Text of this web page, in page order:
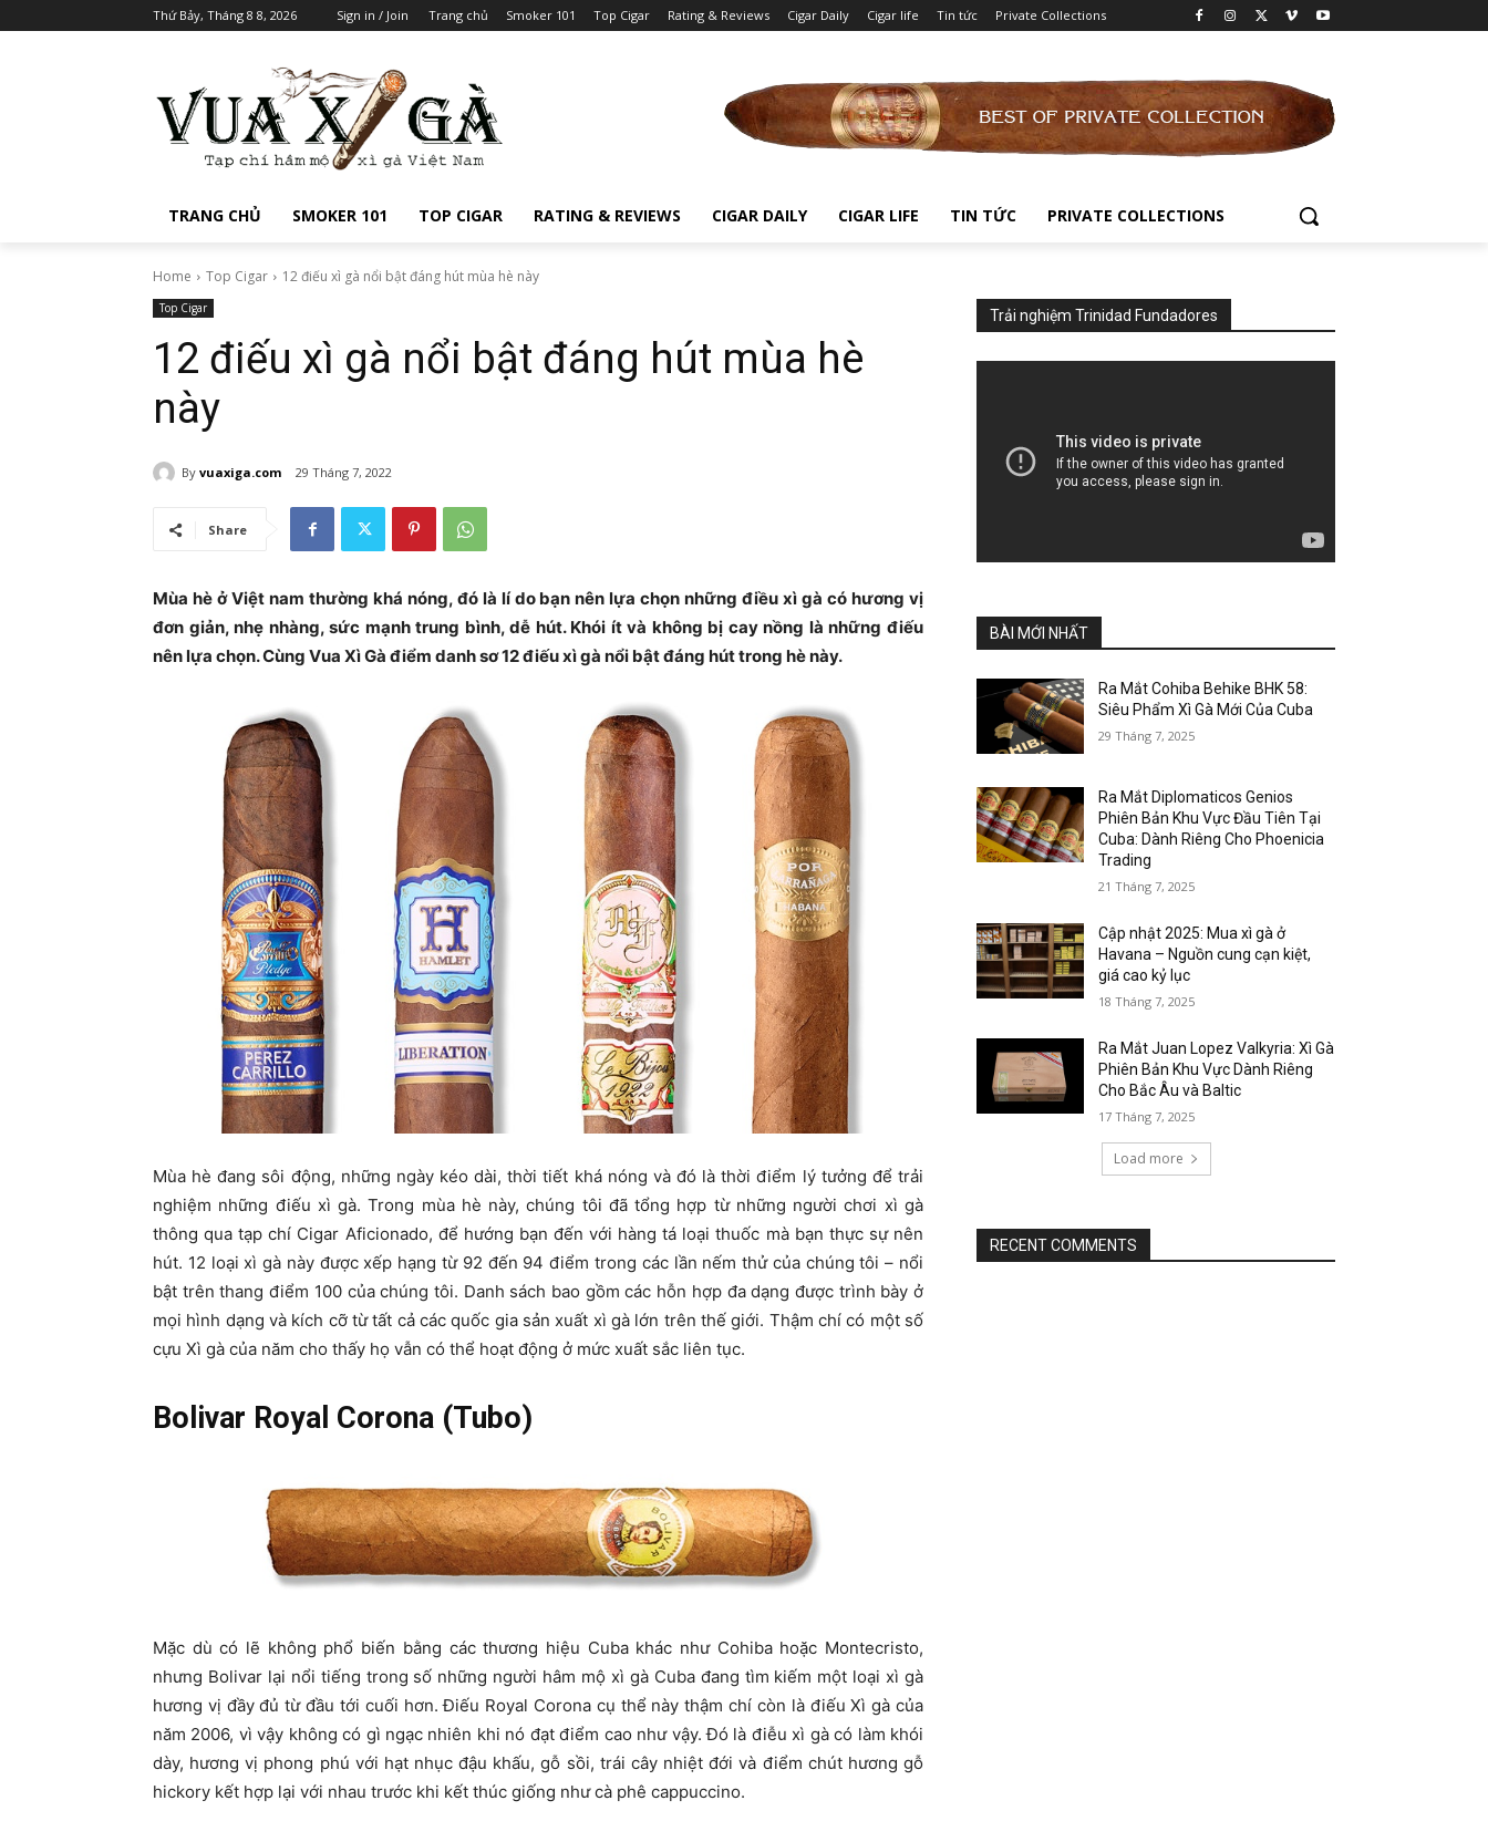
Thứ Bảy, Tháng 8 8, 2026 Sign in / Join Trang chủ Smoker 101 Top Cigar Rating & Reviews Cigar Daily Cigar life Tin tức Private Collections
TRANG CHỦ SMOKER 101 TOP CIGAR RATING & REVIEWS CIGAR DAILY CIGAR LIFE TIN TỨC PRIVATE COLLECTIONS
Home Top Cigar 12 điếu xì gà nổi bật đáng hút mùa hè này
Top Cigar
12 điếu xì gà nổi bật đáng hút mùa hè
này
By vuaxiga.com 29 Tháng 7, 2022
Share
Mùa hè ở Việt nam thường khá nóng, đó là lí do bạn nên lựa chọn những điều xì gà có hương vị
đơn giản, nhẹ nhàng, sức mạnh trung bình, dễ hút. Khói ít và không bị cay nồng là những điếu
nên lựa chọn. Cùng Vua Xì Gà điểm danh sơ 12 điếu xì gà nổi bật đáng hút trong hè này.
Mùa hè đang sôi động, những ngày kéo dài, thời tiết khá nóng và đó là thời điểm lý tưởng để trải
nghiệm những điếu xì gà. Trong mùa hè này, chúng tôi đã tổng hợp từ những người chơi xì gà
thông qua tạp chí Cigar Aficionado, để hướng bạn đến với hàng tá loại thuốc mà bạn thực sự nên
hút. 12 loại xì gà này được xếp hạng từ 92 đến 94 điểm trong các lần nếm thử của chúng tôi – nổi
bật trên thang điểm 100 của chúng tôi. Danh sách bao gồm các hỗn hợp đa dạng được trình bày ở
mọi hình dạng và kích cỡ từ tất cả các quốc gia sản xuất xì gà lớn trên thế giới. Thậm chí có một số
cựu Xì gà của năm cho thấy họ vẫn có thể hoạt động ở mức xuất sắc liên tục.
Bolivar Royal Corona (Tubo)
Mặc dù có lẽ không phổ biến bằng các thương hiệu Cuba khác như Cohiba hoặc Montecristo,
nhưng Bolivar lại nổi tiếng trong số những người hâm mộ xì gà Cuba đang tìm kiếm một loại xì gà
hương vị đầy đủ từ đầu tới cuối hơn. Điếu Royal Corona cụ thể này thậm chí còn là điếu Xì gà của
năm 2006, vì vậy không có gì ngạc nhiên khi nó đạt điểm cao như vậy. Đó là điễu xì gà có làm khói
dày, hương vị phong phú với hạt nhục đậu khấu, gỗ sồi, trái cây nhiệt đới và điểm chút hương gỗ
hickory kết hợp lại với nhau trước khi kết thúc giống như cà phê cappuccino.
Trải nghiệm Trinidad Fundadores
BÀI MỚI NHẤT
Ra Mắt Cohiba Behike BHK 58:
Siêu Phẩm Xì Gà Mới Của Cuba
29 Tháng 7, 2025
Ra Mắt Diplomaticos Genios
Phiên Bản Khu Vực Đầu Tiên Tại
Cuba: Dành Riêng Cho Phoenicia
Trading
21 Tháng 7, 2025
Cập nhật 2025: Mua xì gà ở
Havana – Nguồn cung cạn kiệt,
giá cao kỷ lục
18 Tháng 7, 2025
Ra Mắt Juan Lopez Valkyria: Xì Gà
Phiên Bản Khu Vực Dành Riêng
Cho Bắc Âu và Baltic
17 Tháng 7, 2025
Load more
RECENT COMMENTS